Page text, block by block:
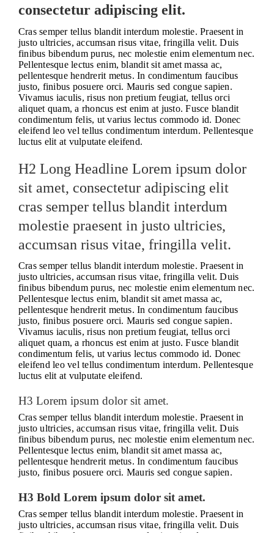
consectetur adipiscing elit.
Cras semper tellus blandit interdum molestie. Praesent in
justo ultricies, accumsan risus vitae, fringilla velit. Duis
finibus bibendum purus, nec molestie enim elementum nec.
Pellentesque lectus enim, blandit sit amet massa ac,
pellentesque hendrerit metus. In condimentum faucibus
justo, finibus posuere orci. Mauris sed congue sapien.
Vivamus iaculis, risus non pretium feugiat, tellus orci
aliquet quam, a rhoncus est enim at justo. Fusce blandit
condimentum felis, ut varius lectus commodo id. Donec
eleifend leo vel tellus condimentum interdum. Pellentesque
luctus elit at vulputate eleifend.
H2 Long Headline Lorem ipsum dolor
sit amet, consectetur adipiscing elit
cras semper tellus blandit interdum
molestie praesent in justo ultricies,
accumsan risus vitae, fringilla velit.
Cras semper tellus blandit interdum molestie. Praesent in
justo ultricies, accumsan risus vitae, fringilla velit. Duis
finibus bibendum purus, nec molestie enim elementum nec.
Pellentesque lectus enim, blandit sit amet massa ac,
pellentesque hendrerit metus. In condimentum faucibus
justo, finibus posuere orci. Mauris sed congue sapien.
Vivamus iaculis, risus non pretium feugiat, tellus orci
aliquet quam, a rhoncus est enim at justo. Fusce blandit
condimentum felis, ut varius lectus commodo id. Donec
eleifend leo vel tellus condimentum interdum. Pellentesque
luctus elit at vulputate eleifend.
H3 Lorem ipsum dolor sit amet.
Cras semper tellus blandit interdum molestie. Praesent in
justo ultricies, accumsan risus vitae, fringilla velit. Duis
finibus bibendum purus, nec molestie enim elementum nec.
Pellentesque lectus enim, blandit sit amet massa ac,
pellentesque hendrerit metus. In condimentum faucibus
justo, finibus posuere orci. Mauris sed congue sapien.
H3 Bold Lorem ipsum dolor sit amet.
Cras semper tellus blandit interdum molestie. Praesent in
justo ultricies, accumsan risus vitae, fringilla velit. Duis